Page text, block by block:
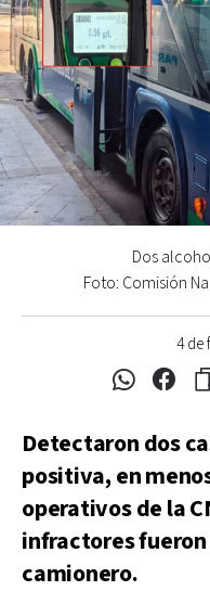
4 de
Dos
Foto: Comisión
Detectaron dos
positiva, en
operativos de la
infractores
camionero.